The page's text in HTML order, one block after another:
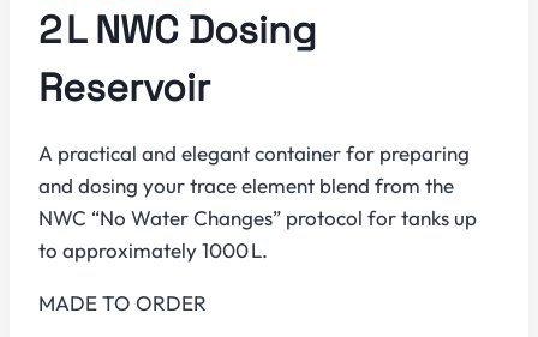
2 L NWC Dosing
Reservoir
A practical and elegant container for preparing
and dosing your trace element blend from the
NWC “No Water Changes” protocol for tanks up
to approximately 1000 L.
MADE TO ORDER